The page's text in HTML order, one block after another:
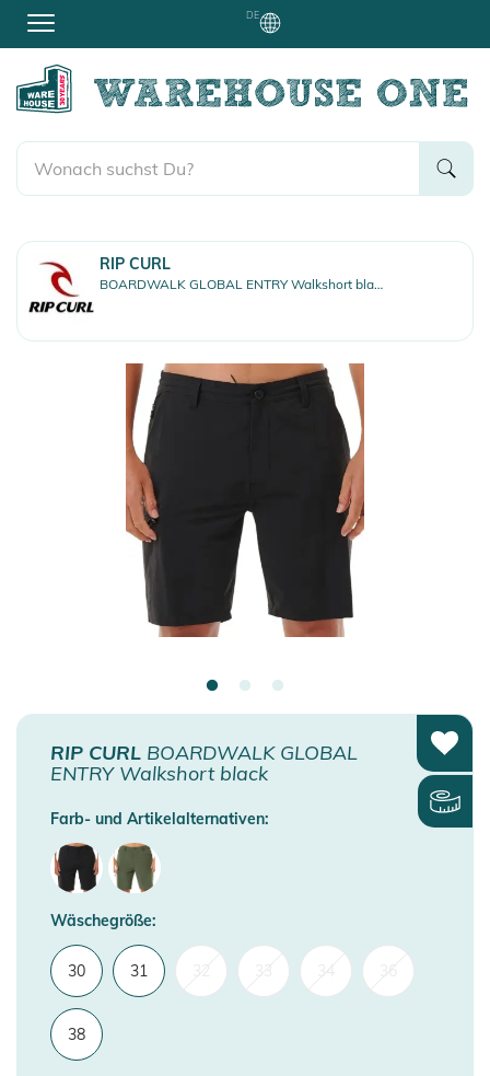
DE
RIP CURL
BOARDWALK GLOBAL ENTRY Walkshort black
RIP CURL BOARDWALK GLOBAL
ENTRY Walkshort black
Farb- und Artikelalternativen:
Wäschegröße:
30 31
38